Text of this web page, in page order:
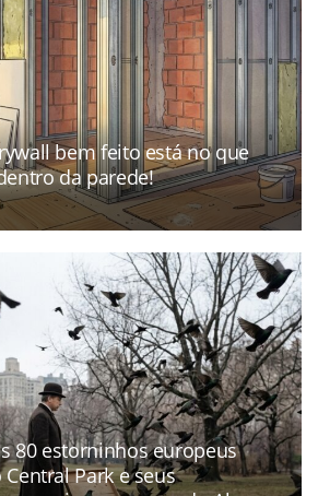
bem feito está no que
da parede!
80 estorninhos europeus
Park e seus